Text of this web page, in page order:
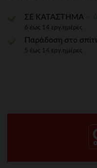
ΣΕ ΚΑΤΑΣΤΗΜΑ
6 έως 14 εργ.ημέρες
Παράδοση στο σπίτι
5 έως 14 εργ.ημέρες